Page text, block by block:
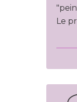
Le